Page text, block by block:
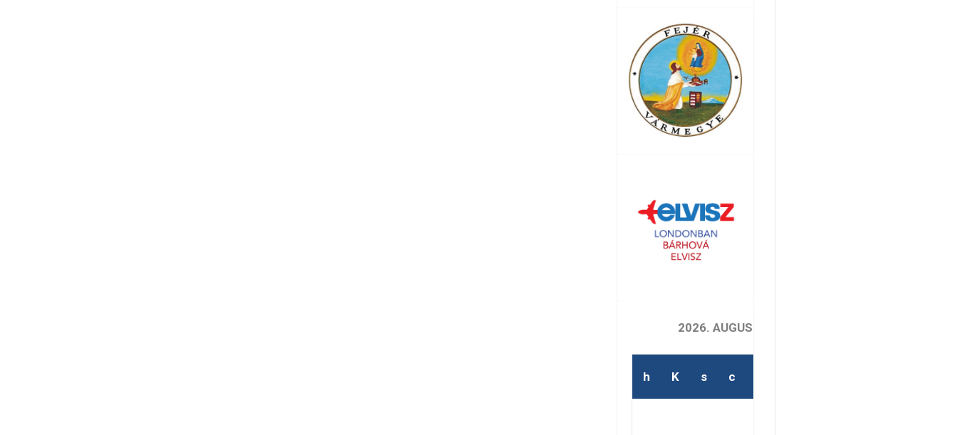
2026. AUGUSZTUS
h K s c